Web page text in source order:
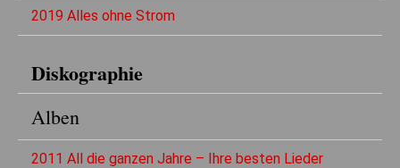
2019 Alles ohne Strom
Diskographie
Alben
2011 All die ganzen Jahre – Ihre besten Lieder